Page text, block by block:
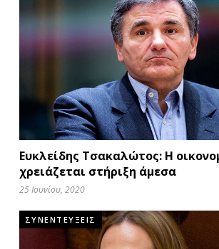
Ευκλείδης Τσακαλώτος: Η
χρειάζεται στήριξη άμεσα
25 Ιουνίου, 2020
ΣΥΝΕΝΤΕΥΞΕΙΣ